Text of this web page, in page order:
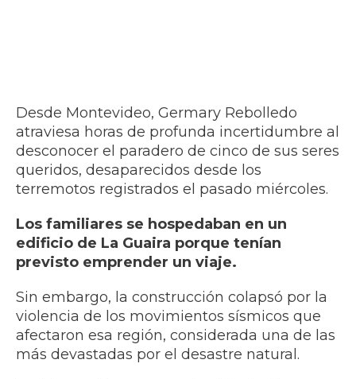
Desde Montevideo, Germary Rebolledo
atraviesa horas de profunda incertidumbre al
desconocer el paradero de cinco de sus seres
queridos, desaparecidos desde los
terremotos registrados el pasado miércoles.
Los familiares se hospedaban en un
edificio de La Guaira porque tenían
previsto emprender un viaje.
Sin embargo, la construcción colapsó por la
violencia de los movimientos sísmicos que
afectaron esa región, considerada una de las
más devastadas por el desastre natural.